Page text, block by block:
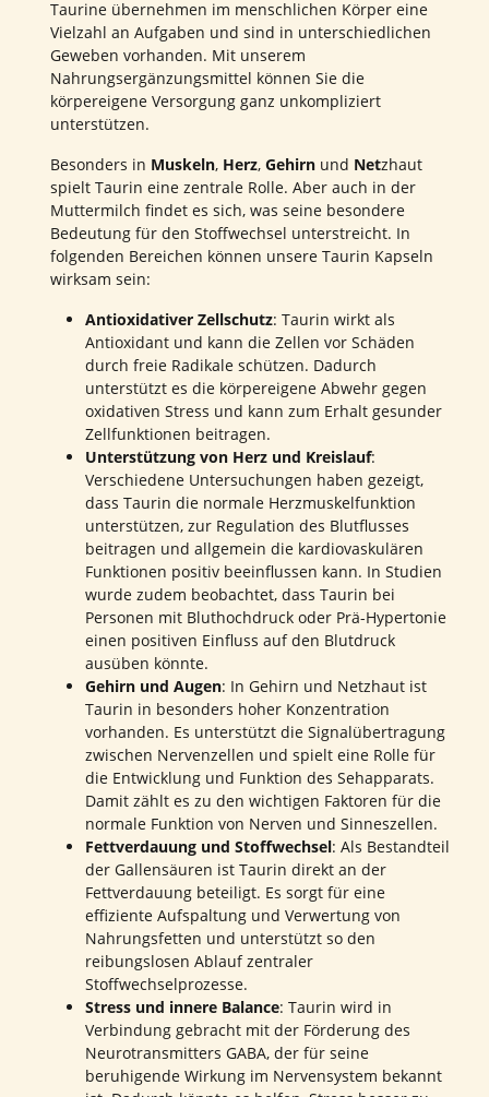
Taurine übernehmen im menschlichen Körper eine
Vielzahl an Aufgaben und sind in unterschiedlichen
Geweben vorhanden. Mit unserem
Nahrungsergänzungsmittel können Sie die
körpereigene Versorgung ganz unkompliziert
unterstützen.
Besonders in Muskeln, Herz, Gehirn und Netzhaut
spielt Taurin eine zentrale Rolle. Aber auch in der
Muttermilch findet es sich, was seine besondere
Bedeutung für den Stoffwechsel unterstreicht. In
folgenden Bereichen können unsere Taurin Kapseln
wirksam sein:
Antioxidativer Zellschutz: Taurin wirkt als
Antioxidant und kann die Zellen vor Schäden
durch freie Radikale schützen. Dadurch
unterstützt es die körpereigene Abwehr gegen
oxidativen Stress und kann zum Erhalt gesunder
Zellfunktionen beitragen.
Unterstützung von Herz und Kreislauf:
Verschiedene Untersuchungen haben gezeigt,
dass Taurin die normale Herzmuskelfunktion
unterstützen, zur Regulation des Blutflusses
beitragen und allgemein die kardiovaskulären
Funktionen positiv beeinflussen kann. In Studien
wurde zudem beobachtet, dass Taurin bei
Personen mit Bluthochdruck oder Prä-Hypertonie
einen positiven Einfluss auf den Blutdruck
ausüben könnte.
Gehirn und Augen: In Gehirn und Netzhaut ist
Taurin in besonders hoher Konzentration
vorhanden. Es unterstützt die Signalübertragung
zwischen Nervenzellen und spielt eine Rolle für
die Entwicklung und Funktion des Sehapparats.
Damit zählt es zu den wichtigen Faktoren für die
normale Funktion von Nerven und Sinneszellen.
Fettverdauung und Stoffwechsel: Als Bestandteil
der Gallensäuren ist Taurin direkt an der
Fettverdauung beteiligt. Es sorgt für eine
effiziente Aufspaltung und Verwertung von
Nahrungsfetten und unterstützt so den
reibungslosen Ablauf zentraler
Stoffwechselprozesse.
Stress und innere Balance: Taurin wird in
Verbindung gebracht mit der Förderung des
Neurotransmitters GABA, der für seine
beruhigende Wirkung im Nervensystem bekannt